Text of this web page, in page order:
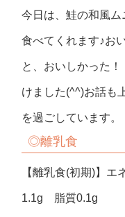
今日は、鮭の和風ム
食べてくれます♪お
と、おいしかった
けました(^^)お話も
を過ごしています。
◎離乳食
【離乳食(初期)】
1.1g 脂質0.1g